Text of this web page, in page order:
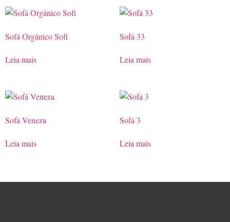
Sofá Orgânico Soft
Leia mais
Sofá 33
Leia mais
Sofá Veneza
Leia mais
Sofá 3
Leia mais